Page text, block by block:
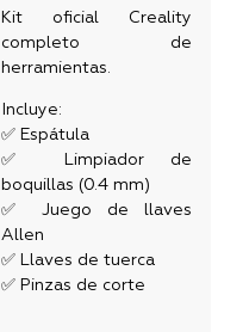
Kit oficial Creality
completo de
herramientas.
Incluye:
✅ Espátula
✅ Limpiador de
boquillas (0.4 mm)
✅ Juego de llaves
Allen
✅ Llaves de tuerca
✅ Pinzas de corte